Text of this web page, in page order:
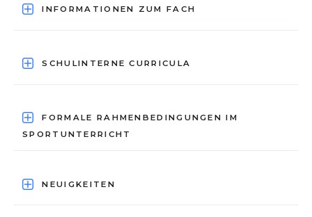
INFORMATIONEN ZUM FACH
SCHULINTERNE CURRICULA
FORMALE RAHMENBEDINGUNGEN IM
SPORTUNTERRICHT
NEUIGKEITEN